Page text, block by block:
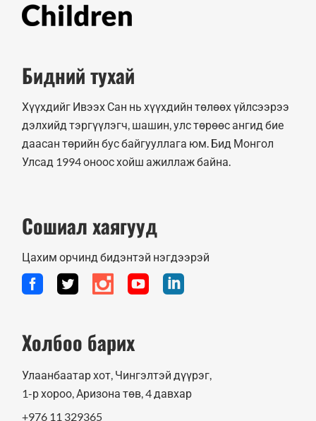
Бидний тухай
Хүүхдийг Ивээх Сан нь хүүхдийн төлөөх үйлсээрээ
дэлхийд тэргүүлэгч, шашин, улс төрөөс ангид бие
даасан төрийн бус байгууллага юм. Бид Монгол
Улсад 1994 оноос хойш ажиллаж байна.
Сошиал хаягууд
Цахим орчинд бидэнтэй нэгдээрэй
Холбоо барих
Улаанбаатар хот, Чингэлтэй дүүрэг,
1-р хороо, Аризона төв, 4 давхар
+976 11 329365